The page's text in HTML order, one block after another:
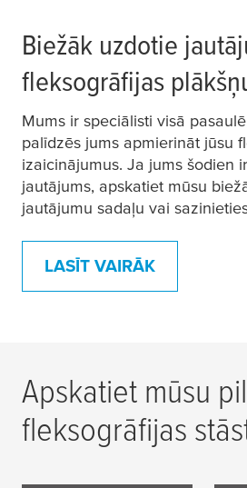
Biežāk uzdotie
fleksogrāfijas
Mums ir speciālisti visā
palīdzēs jums apmierināt jūsu
izaicinājumus. Ja jums šodien
jautājums, apskatiet mūsu
jautājumu sadaļu vai
LASĪT VAIRĀK
Apskatiet mūsu
fleksogrāfijas